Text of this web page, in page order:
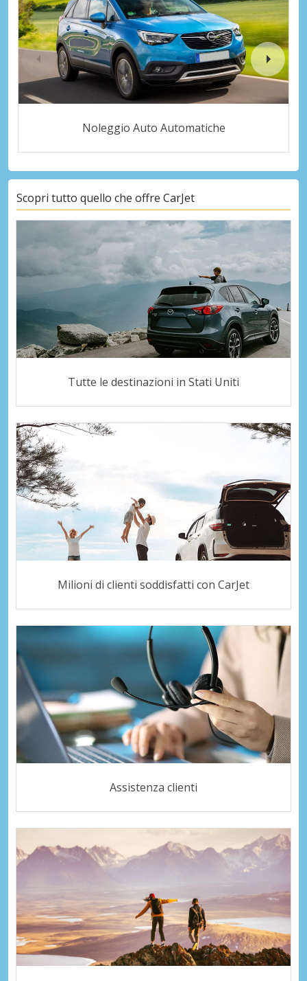
Noleggio Auto Automatiche
Scopri tutto quello che offre CarJet
Tutte le destinazioni in Stati Uniti
Milioni di clienti soddisfatti con CarJet
Assistenza clienti